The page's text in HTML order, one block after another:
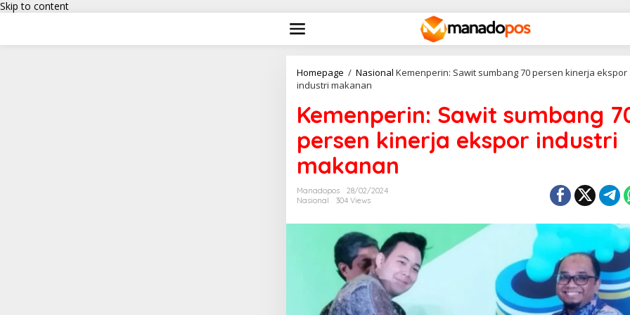
Skip to content
Homepage / Nasional Kemenperin: Sawit sumbang 70 persen kinerja ekspor
industri makanan
Kemenperin: Sawit sumbang
persen kinerja ekspor industri
makanan
Manadopos
28/02/2024
Nasional
304 Views